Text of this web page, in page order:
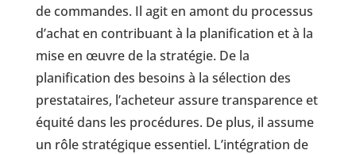
de commandes. Il agit en amont du processus
d’achat en contribuant à la planification et à la
mise en œuvre de la stratégie. De la
planification des besoins à la sélection des
prestataires, l’acheteur assure transparence et
équité dans les procédures. De plus, il assume
un rôle stratégique essentiel. L’intégration de